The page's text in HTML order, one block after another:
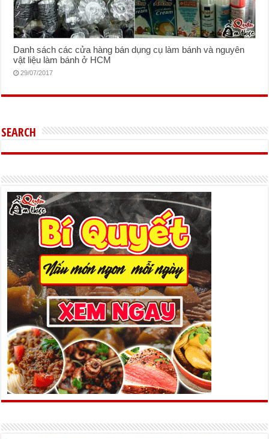
Danh sách các cửa hàng bán dụng cụ làm bánh và nguyên
vật liệu làm bánh ở HCM
29/07/2017
SEARCH